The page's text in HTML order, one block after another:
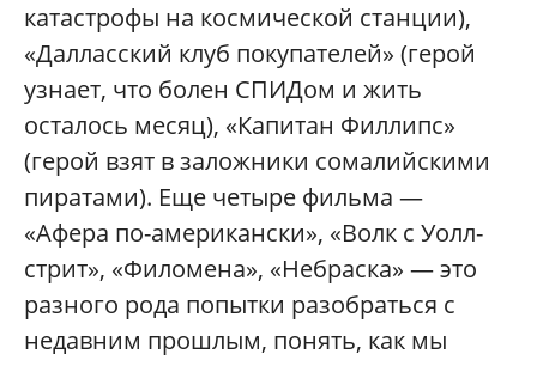
катастрофы на космической станции),
«Далласский клуб покупателей» (герой
узнает, что болен СПИДом и жить
осталось месяц), «Капитан Филлипс»
(герой взят в заложники сомалийскими
пиратами). Еще четыре фильма —
«Афера по-американски», «Волк с Уолл-
стрит», «Филомена», «Небраска» — это
разного рода попытки разобраться с
недавним прошлым, понять, как мы